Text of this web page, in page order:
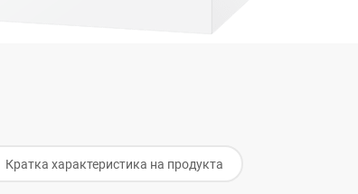
Кратка характеристика на продукта